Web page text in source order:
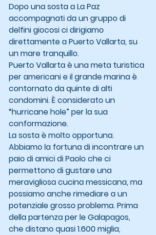
Dopo una sosta a La Paz
accompagnati da un gruppo di
delfini giocosi ci dirigiamo
direttamente a Puerto Vallarta, su
un mare tranquillo.
Puerto Vallarta è una meta turistica
per americani e il grande marina è
contornato da quinte di alti
condomini. È considerato un
“hurricane hole” per la sua
conformazione.
La sosta è molto opportuna.
Abbiamo la fortuna di incontrare un
paio di amici di Paolo che ci
permettono di gustare una
meravigliosa cucina messicana, ma
possiamo anche rimediare a un
potenziale grosso problema. Prima
della partenza per le Galapagos,
che distano quasi 1.600 miglia,